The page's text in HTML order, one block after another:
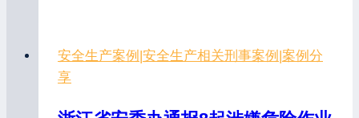
安全生产案例 |安全生产相关刑事案例 |案例分
享